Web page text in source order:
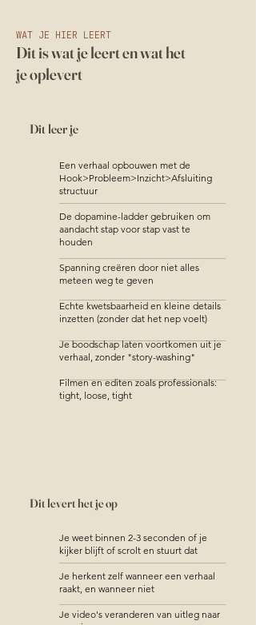
WAT JE HIER LEERT
Dit is wat je leert en wat het
je oplevert
Een verhaal opbouwen met de
Hook>Probleem>Inzicht>Afsluiting
structuur
De dopamine-ladder gebruiken om
aandacht stap voor stap vast te
houden
Spanning creëren door niet alles
meteen weg te geven
Echte kwetsbaarheid en kleine details
inzetten (zonder dat het nep voelt)
Je boodschap laten voortkomen uit je
verhaal, zonder "story-washing"
Filmen en editen zoals professionals:
tight, loose, tight
Dit leer je
Dit levert het je op
Je weet binnen 2-3 seconden of je
kijker blijft of scrolt en stuurt dat
Je herkent zelf wanneer een verhaal
raakt, en wanneer niet
Je video's veranderen van uitleg naar